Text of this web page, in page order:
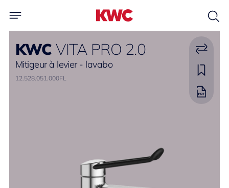
KWCVITA PRO 2.0
Mitigeur à levier - lavabo
12.528.051.000FL